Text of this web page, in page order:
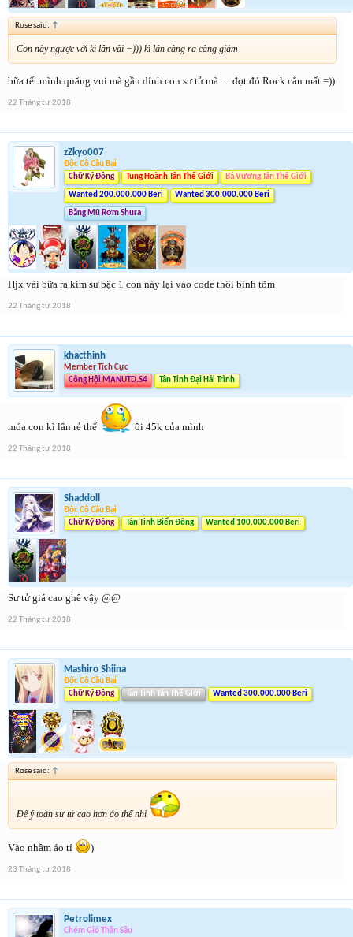
Rose said: ↑
Con này ngược với kì lân vãi =))) kì lân càng ra càng giảm
bữa tết mình quăng vui mà gần dính con sư tử mà .... đợt đó Rock cắn mất =))
22 Tháng tư 2018
zZkyo007
Độc Cô Cầu Bại
Chữ Ký Động
Tung Hoành Tân Thế Giới Bá Vương Tân Thế Giới
Wanted 200.000.000 Beri Wanted 300.000.000 Beri
Băng Mũ Rơm Shura
Hjx vài bữa ra kim sư bậc 1 con này lại vào code thôi bình tõm
22 Tháng tư 2018
khacthinh
Member Tích Cực
Công Hội MANUTD.S4
Tân Tinh Đại Hải Trình
móa con kì lân rẻ thế ôi 45k của mình
22 Tháng tư 2018
Shaddoll
Độc Cô Cầu Bại
Chữ Ký Động
Tân Tinh Biển Đông Wanted 100.000.000 Beri
Sư tử giá cao ghê vậy @@
22 Tháng tư 2018
Mashiro Shiina
Độc Cô Cầu Bại
Chữ Ký Động
Tân Tinh Tân Thế Giới Wanted 300.000.000 Beri
Rose said: ↑
Để ý toàn sư tử cao hơn áo thế nhỉ
Vào nhầm áo tí )
23 Tháng tư 2018
Petrolimex
Chém Gió Thần Sầu